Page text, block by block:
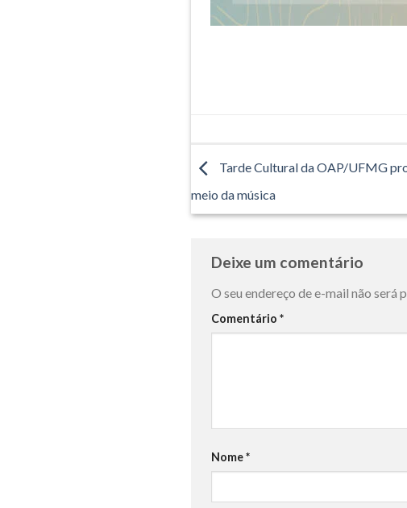
Tarde Cultural da OAP/UFMG
meio da música
Deixe um comentário
O seu endereço de e-mail não será
Comentário *
Nome*